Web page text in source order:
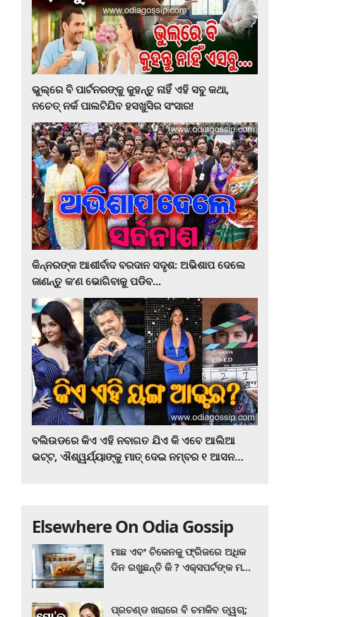
ଭୁଲ୍‌ରେ ବି ପାର୍ଟନରଙ୍କୁ କୁହନ୍ତୁ ନାହିଁ ଏହି ସବୁ କଥା,
ନଚେତ୍‌ ନର୍କ ପାଲଟିଯିବ ହସଖୁସିର ସଂସାର!
କିନ୍ନରଙ୍କ ଆଶୀର୍ବାଦ ବରଦାନ ସଦୃଶ: ଅଭିଶାପ ଦେଲେ
ଜାଣନ୍ତୁ କ’ଣ ଭୋଗିବାକୁ ପଡିବ...
ବଲିଉଡରେ କିଏ ଏହି ନବାଗତ ଯିଏ କି ଏବେ ଆଲିଆ
ଭଟ୍ଟ, ଐଶ୍ୱର୍ଯ୍ୟାଙ୍କୁ ମାତ୍‌ ଦେଇ ନମ୍ବର ୧ ଆସନ
Elsewhere On Odia Gossip
ମାଛ ଏବଂ ଚିକେନକୁ ଫ୍ରିଜରେ ଅଧିକ
ଦିନ ରଖୁଛନ୍ତି କି ? ଏକ୍ସପର୍ଟଙ୍କ ମତ
ପ୍ରଚଣ୍ଡ ଖରାରେ ବି ଚମକିବ ତ୍ୱଚା;